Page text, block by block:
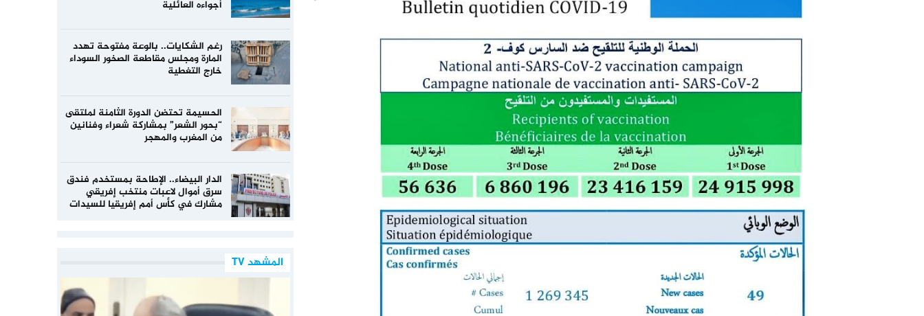
أجواءه العائلية
رغم الشكايات.. بالوعة مفتوحة تهدد
المارة ومجلس مقاطعة الصخور السوداء
خارج التغطية
الحسيمة تحتضن الدورة الثامنة لملتقى
“بحور الشعر” بمشاركة شعراء وفنانين
من المغرب والمهجر
الدار البيضاء.. الإطاحة بمستخدم فندق
سرق أموال لاعبات منتخب إفريقي
مشارك في كأس أمم إفريقيا للسيدات
المشهد TV